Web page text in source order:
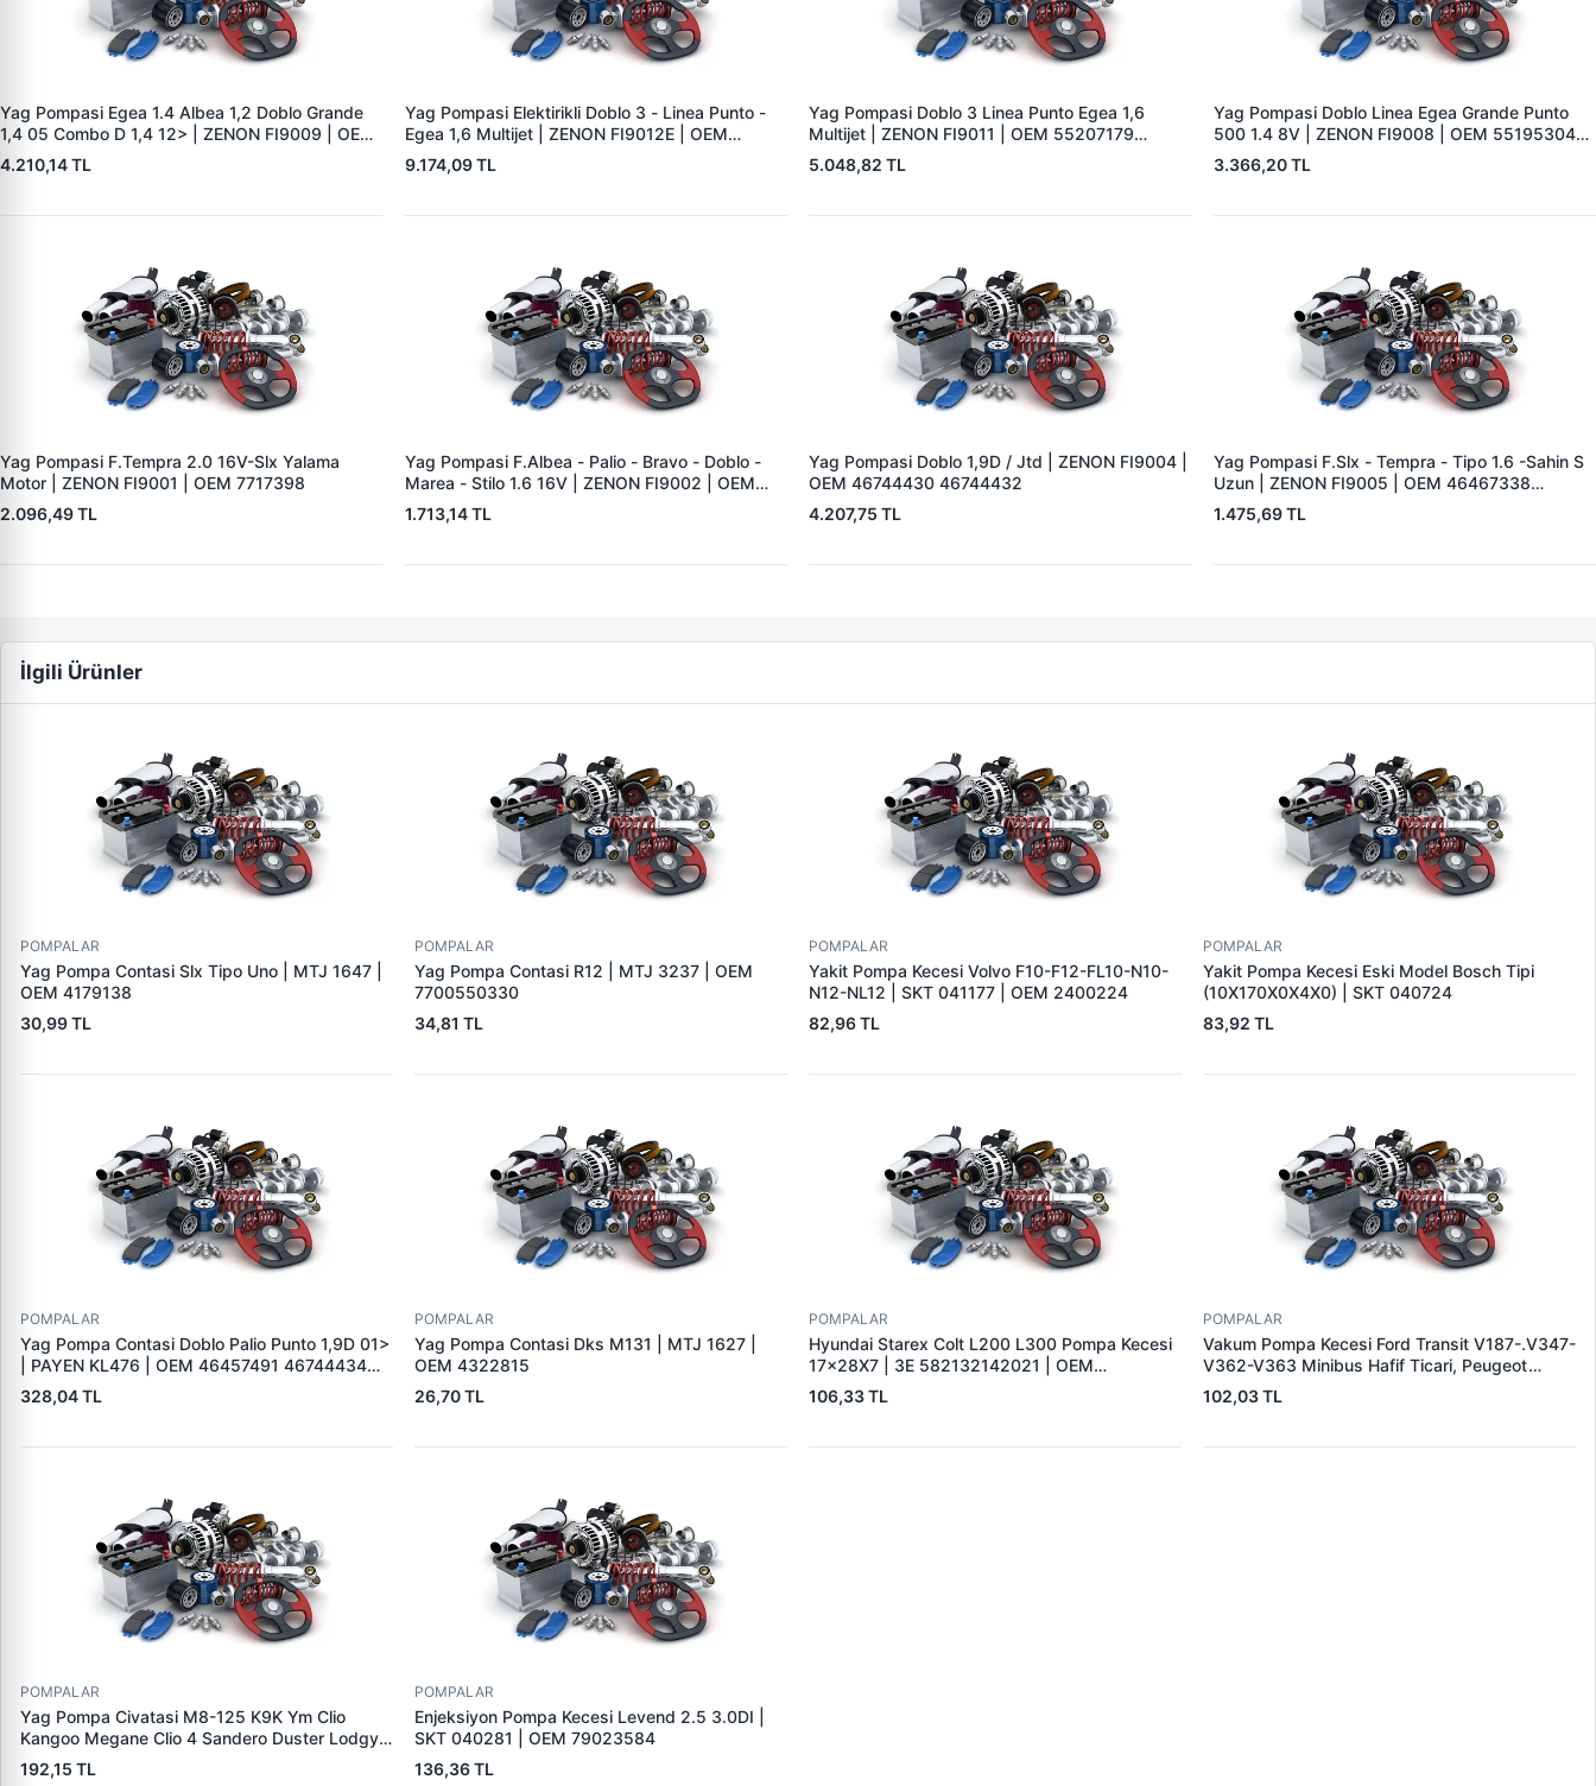
Yag Pompasi Egea 1.4 Albea 1,2 Doblo Grande
1,4 05 Combo D 1,4 12> | ZENON FI9009 | OEM
55269959 55209695 55222361
4.210,14 TL
Yag Pompasi Elektirikli Doblo 3 - Linea Punto -
Egea 1,6 Multijet | ZENON FI9012E | OEM
55258238-55269807
9.174,09 TL
Yag Pompasi Doblo 3 Linea Punto Egea 1,6
Multijet | ZENON FI9011 | OEM 55207179
46341018
5.048,82 TL
Yag Pompasi Doblo Linea Egea Grande Punto
500 1.4 8V | ZENON FI9008 | OEM 55195304
55269961
3.366,20 TL
Yag Pompasi F.Tempra 2.0 16V-Slx Yalama
Motor | ZENON FI9001 | OEM 7717398
2.096,49 TL
Yag Pompasi F.Albea - Palio - Bravo - Doblo -
Marea - Stilo 1.6 16V | ZENON FI9002 | OEM
46772183
1.713,14 TL
Yag Pompasi Doblo 1,9D / Jtd | ZENON FI9004 |
OEM 46744430 46744432
4.207,75 TL
Yag Pompasi F.Slx - Tempra - Tipo 1.6 -Sahin S
Uzun | ZENON FI9005 | OEM 46467338
46467341
1.475,69 TL
İlgili Ürünler
POMPALAR
Yag Pompa Contasi Slx Tipo Uno | MTJ 1647 |
OEM 4179138
30,99 TL
POMPALAR
Yag Pompa Contasi R12 | MTJ 3237 | OEM
7700550330
34,81 TL
POMPALAR
Yakit Pompa Kecesi Volvo F10-F12-FL10-N10-
N12-NL12 | SKT 041177 | OEM 2400224
82,96 TL
POMPALAR
Yakit Pompa Kecesi Eski Model Bosch Tipi
(10X170X0X4X0) | SKT 040724
83,92 TL
POMPALAR
Yag Pompa Contasi Doblo Palio Punto 1,9D 01>
| PAYEN KL476 | OEM 46457491 46744434
60812985
328,04 TL
POMPALAR
Yag Pompa Contasi Dks M131 | MTJ 1627 |
OEM 4322815
26,70 TL
POMPALAR
Hyundai Starex Colt L200 L300 Pompa Kecesi
17×28X7 | 3E 582132142021 | OEM
2132142021
106,33 TL
POMPALAR
Vakum Pompa Kecesi Ford Transit V187-.V347-
V362-V363 Minibus Hafif Ticari, Peugeot
Boxer, Citroen Jumper, Fiat Ducato
65,00X70,00 / 76,50X9,00 | CDF 88057-P |
102,03 TL
POMPALAR
Yag Pompa Civatasi M8-125 K9K Ym Clio
Kangoo Megane Clio 4 Sandero Duster Lodgy
Dokker | VITESSE 258 | OEM 7703102107
192,15 TL
POMPALAR
Enjeksiyon Pompa Kecesi Levend 2.5 3.0DI |
SKT 040281 | OEM 79023584
136,36 TL